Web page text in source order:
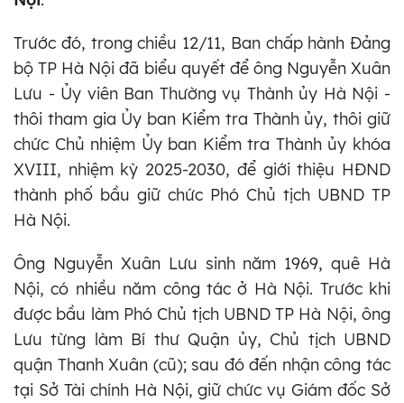
Trước đó, trong chiều 12/11, Ban chấp hành Đảng
bộ TP Hà Nội đã biểu quyết để ông Nguyễn Xuân
Lưu - Ủy viên Ban Thường vụ Thành ủy Hà Nội -
thôi tham gia Ủy ban Kiểm tra Thành ủy, thôi giữ
chức Chủ nhiệm Ủy ban Kiểm tra Thành ủy khóa
XVIII, nhiệm kỳ 2025-2030, để giới thiệu HĐND
thành phố bầu giữ chức Phó Chủ tịch UBND TP
Hà Nội.
Ông Nguyễn Xuân Lưu sinh năm 1969, quê Hà
Nội, có nhiều năm công tác ở Hà Nội. Trước khi
được bầu làm Phó Chủ tịch UBND TP Hà Nội, ông
Lưu từng làm Bí thư Quận ủy, Chủ tịch UBND
quận Thanh Xuân (cũ); sau đó đến nhận công tác
tại Sở Tài chính Hà Nội, giữ chức vụ Giám đốc Sở